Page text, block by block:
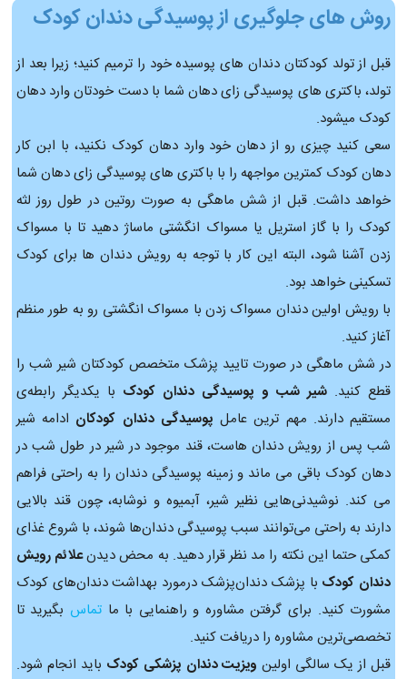
روش های جلوگیری از پوسیدگی دندان کودک
قبل از تولد کودکتان دندان های پوسیده خود را ترمیم کنید؛ زیرا بعد از
تولد، باکتری های پوسیدگی زای دهان شما با دست خودتان وارد دهان
کودک میشود.
سعی کنید چیزی رو از دهان خود وارد دهان کودک نکنید، با ابن کار
دهان کودک کمترین مواجهه را با باکتری های پوسیدگی زای دهان شما
خواهد داشت. قبل از شش ماهگی به صورت روتین در طول روز لثه
کودک را با گاز استریل یا مسواک انگشتی ماساژ دهید تا با مسواک
زدن آشنا شود، البته این کار با توجه به رویش دندان ها برای کودک
تسکینی خواهد بود.
با رویش اولین دندان مسواک زدن با مسواک انگشتی رو به طور منظم
آغاز کنید.
در شش ماهگی در صورت تایید پزشک متخصص کودکتان شیر شب را
قطع کنید. شیر شب و پوسیدگی دندان کودک با یکدیگر رابطه‌ی
مستقیم دارند. مهم ترین عامل پوسیدگی دندان کودکان ادامه شیر
شب پس از رویش دندان هاست، قند موجود در شیر در طول شب در
دهان کودک باقی می ماند و زمینه پوسیدگی دندان را به راحتی فراهم
می کند. نوشیدنی‌هایی نظیر شیر، آبمیوه و نوشابه، چون قند بالایی
دارند به راحتی می‌توانند سبب پوسیدگی دندان‌ها شوند، با شروع غذای
کمکی حتما این نکته را مد نظر قرار دهید. به محض دیدنعلائم رویش
دندان کودک با پزشک دندان‌پزشک درمورد بهداشت دندان‌های کودک
مشورت کنید. برای گرفتن مشاوره و راهنمایی با ما تماس بگیرید تا
تخصصی‌ترین مشاوره را دریافت کنید.
قبل از یک سالگی اولین ویزیت دندان پزشکی کودک باید انجام شود.